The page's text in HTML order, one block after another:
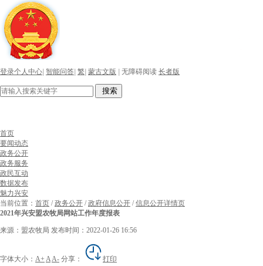
登录个人中心 智能问答 繁 蒙古文版 无障碍阅读 长者版
搜索
首页
要闻动态
政务公开
政务服务
政民互动
数据发布
魅力兴安
当前位置： 首页 /政务公开 /政府信息公开 /信息公开详情页
2021年兴安盟农牧局网站工作年度报表
来源：盟农牧局 发布时间：2022-01-26 16:56
字体大小： A+ AA- 分享： 打印